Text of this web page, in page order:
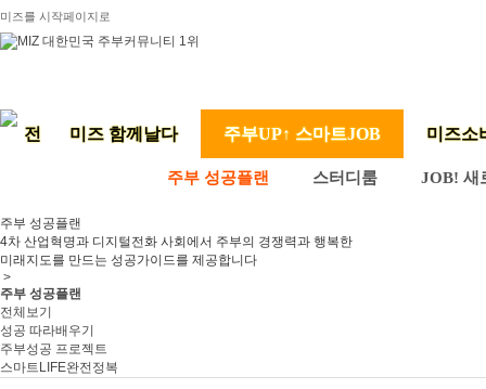
미즈를 시작페이지로
미즈 함께날다 주부UP↑ 스마트JOB 미즈소
주부 성공플랜 스터디룸 JOB! 새
주부 성공플랜
4차 산업혁명과 디지털전화 사회에서 주부의 경쟁력과 행복한
미래지도를 만드는 성공가이드를 제공합니다
>
주부 성공플랜
전체보기
성공 따라배우기
주부성공 프로젝트
스마트LIFE완전정복